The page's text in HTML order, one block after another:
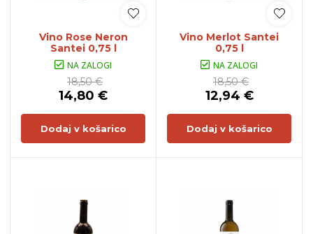
Vino Rose Neron
Santei 0,75 l
NA ZALOGI
18,50 €
14,80 €
Dodaj v košarico
Vino Merlot Santei
0,75 l
NA ZALOGI
18,50 €
12,94 €
Dodaj v košarico